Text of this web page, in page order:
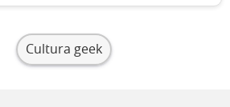
Cultura geek